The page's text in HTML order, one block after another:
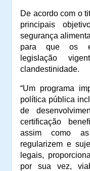
De acordo com o
principais
segurança
para que os
legislação
clandestinidade.
“Um programa
política pública
de
certificação
assim como
regularizem e
legais,
por sua vez,